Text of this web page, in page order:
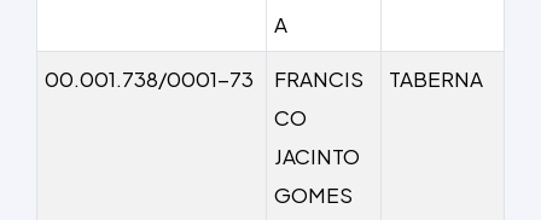
A
00.001.738/0001-73
FRANCIS
CO
JACINTO
GOMES
TABERNA